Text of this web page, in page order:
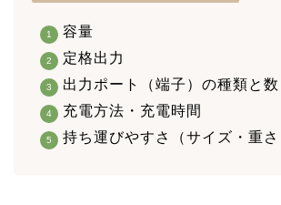
容量
定格出力
出力ポート（端子）の種類と数
充電方法・充電時間
持ち運びやすさ（サイズ・重さ